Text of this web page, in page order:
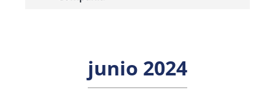
junio 2024